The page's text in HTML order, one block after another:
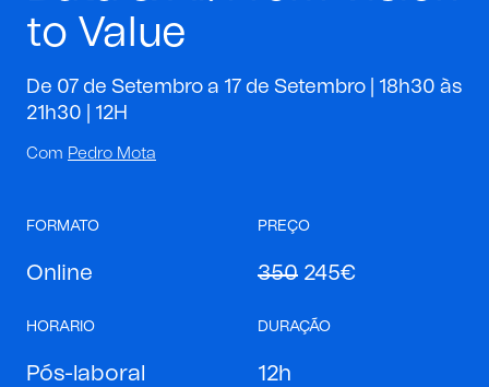
to Value
De 07 de Setembro a 17 de Setembro | 18h30 às
21h30 | 12H
Com Pedro Mota
FORMATO
Online
PREÇO
350 245€
HORARIO
Pós-laboral
DURAÇÃO
12h